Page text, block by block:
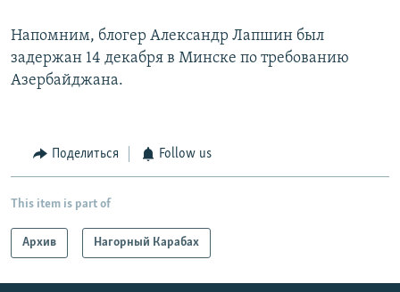
Напомним, блогер Александр Лапшин был
задержан 14 декабря в Минске по требованию
Азербайджана.
Поделиться Follow us
This item is part of
Архив Нагорный Карабах